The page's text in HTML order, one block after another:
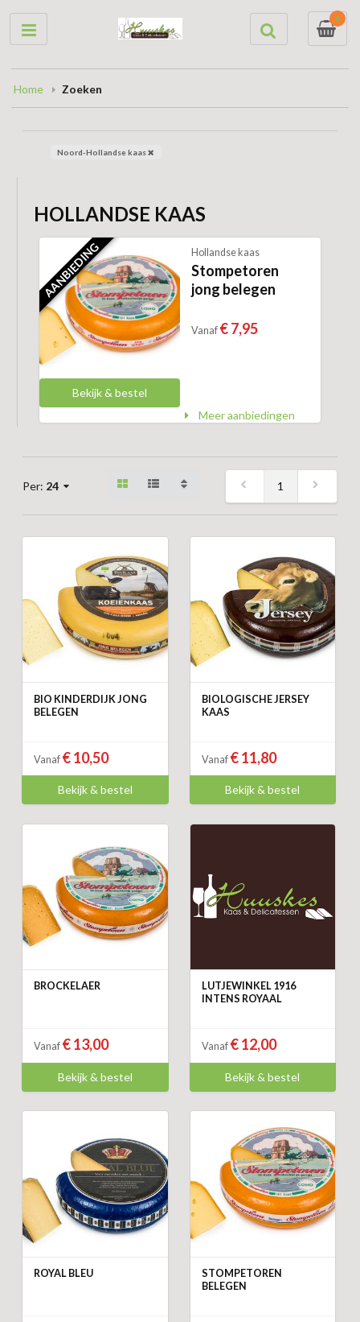
0
Home Zoeken
Noord-Hollandse kaas
HOLLANDSE KAAS
AANBIEDING
Bekijk & bestel
Hollandse kaas
Stompetoren
jong belegen
Vanaf € 7,95
Meer aanbiedingen
Per: 24 1
BIO KINDERDIJK JONG
BELEGEN
Vanaf € 10,50
Bekijk & bestel
BIOLOGISCHE JERSEY
KAAS
Vanaf € 11,80
Bekijk & bestel
BROCKELAER
Vanaf € 13,00
Bekijk & bestel
LUTJEWINKEL 1916
INTENS ROYAAL
Vanaf € 12,00
Bekijk & bestel
ROYAL BLEU
STOMPETOREN
BELEGEN